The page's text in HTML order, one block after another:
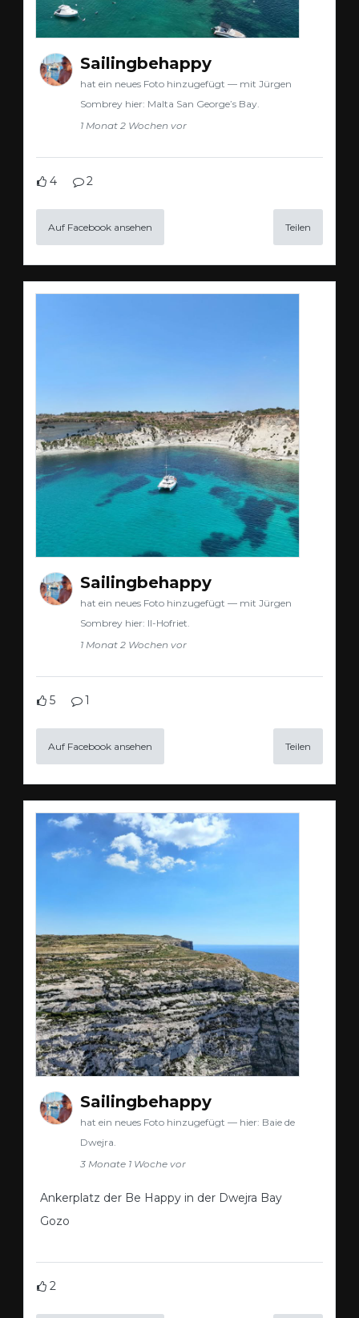
Sailingbehappy
hat ein neues Foto hinzugefügt — mit Jürgen
Sombrey hier: Malta San George’s Bay.
1 Monat 2 Wochen vor
4 2
Auf Facebook ansehen Teilen
Sailingbehappy
hat ein neues Foto hinzugefügt — mit Jürgen
Sombrey hier: Il-Hofriet.
1 Monat 2 Wochen vor
5 1
Auf Facebook ansehen Teilen
Sailingbehappy
hat ein neues Foto hinzugefügt — hier: Baie de
Dwejra.
3 Monate 1 Woche vor
Ankerplatz der Be Happy in der Dwejra Bay
Gozo
2